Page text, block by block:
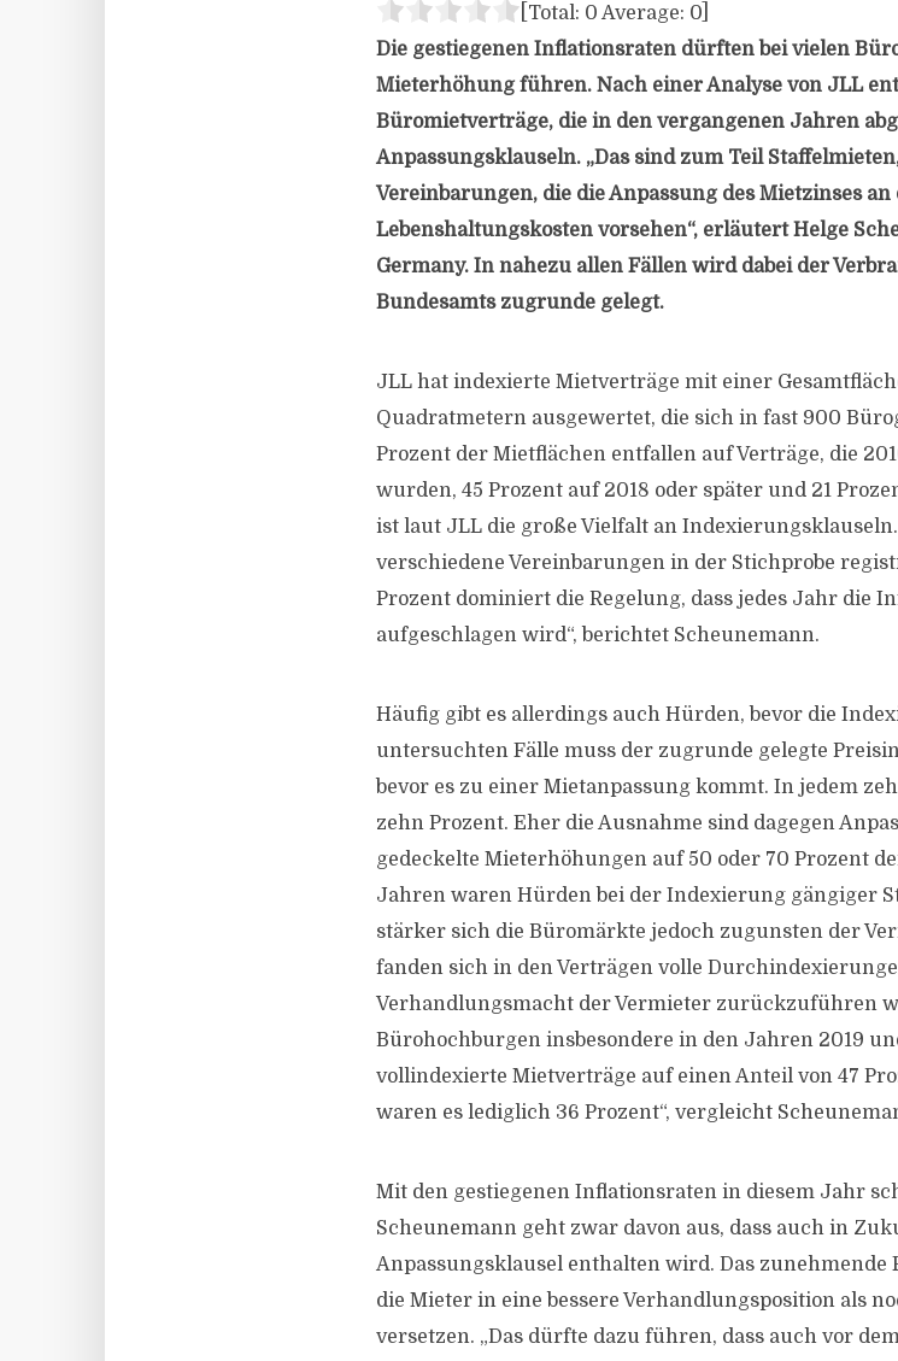
[Total: 0 Average: 0
Die gestiegenen Inflationsraten dürften bei vielen
Mieterhöhung führen. Nach einer Analyse von JLL
Büromietverträge, die in den vergangenen Jahren
Anpassungsklauseln. „Das sind zum Teil
Vereinbarungen, die die Anpassung des Mietzinses
Lebenshaltungskosten vorsehen“, erläutert Helge
Germany. In nahezu allen Fällen wird dabei der
Bundesamts zugrunde gelegt.
JLL hat indexierte Mietverträge mit einer
Quadratmetern ausgewertet, die sich in fast 900
Prozent der Mietflächen entfallen auf Verträge, die
wurden, 45 Prozent auf 2018 oder später und 21
ist laut JLL die große Vielfalt an
verschiedene Vereinbarungen in der Stichprobe
Prozent dominiert die Regelung, dass jedes Jahr die
aufgeschlagen wird“, berichtet Scheunemann.
Häufig gibt es allerdings auch Hürden, bevor die
untersuchten Fälle muss der zugrunde gelegte
bevor es zu einer Mietanpassung kommt. In jedem
zehn Prozent. Eher die Ausnahme sind dagegen
gedeckelte Mieterhöhungen auf 50 oder 70 Prozent
Jahren waren Hürden bei der Indexierung gängiger
stärker sich die Büromärkte jedoch zugunsten der
fanden sich in den Verträgen volle
Verhandlungsmacht der Vermieter zurückzuführen
Bürohochburgen insbesondere in den Jahren 2019
vollindexierte Mietverträge auf einen Anteil von 47
waren es lediglich 36 Prozent“, vergleicht
Mit den gestiegenen Inflationsraten in diesem Jahr
Scheunemann geht zwar davon aus, dass auch in
Anpassungsklausel enthalten wird. Das zunehmende
die Mieter in eine bessere Verhandlungsposition als
versetzen. „Das dürfte dazu führen, dass auch vor